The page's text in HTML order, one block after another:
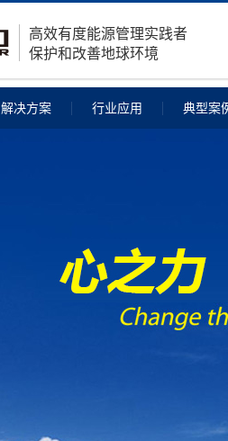
高效有度能源管理实践者
保护和改善地球环境
解决方案 行业应用 典型案